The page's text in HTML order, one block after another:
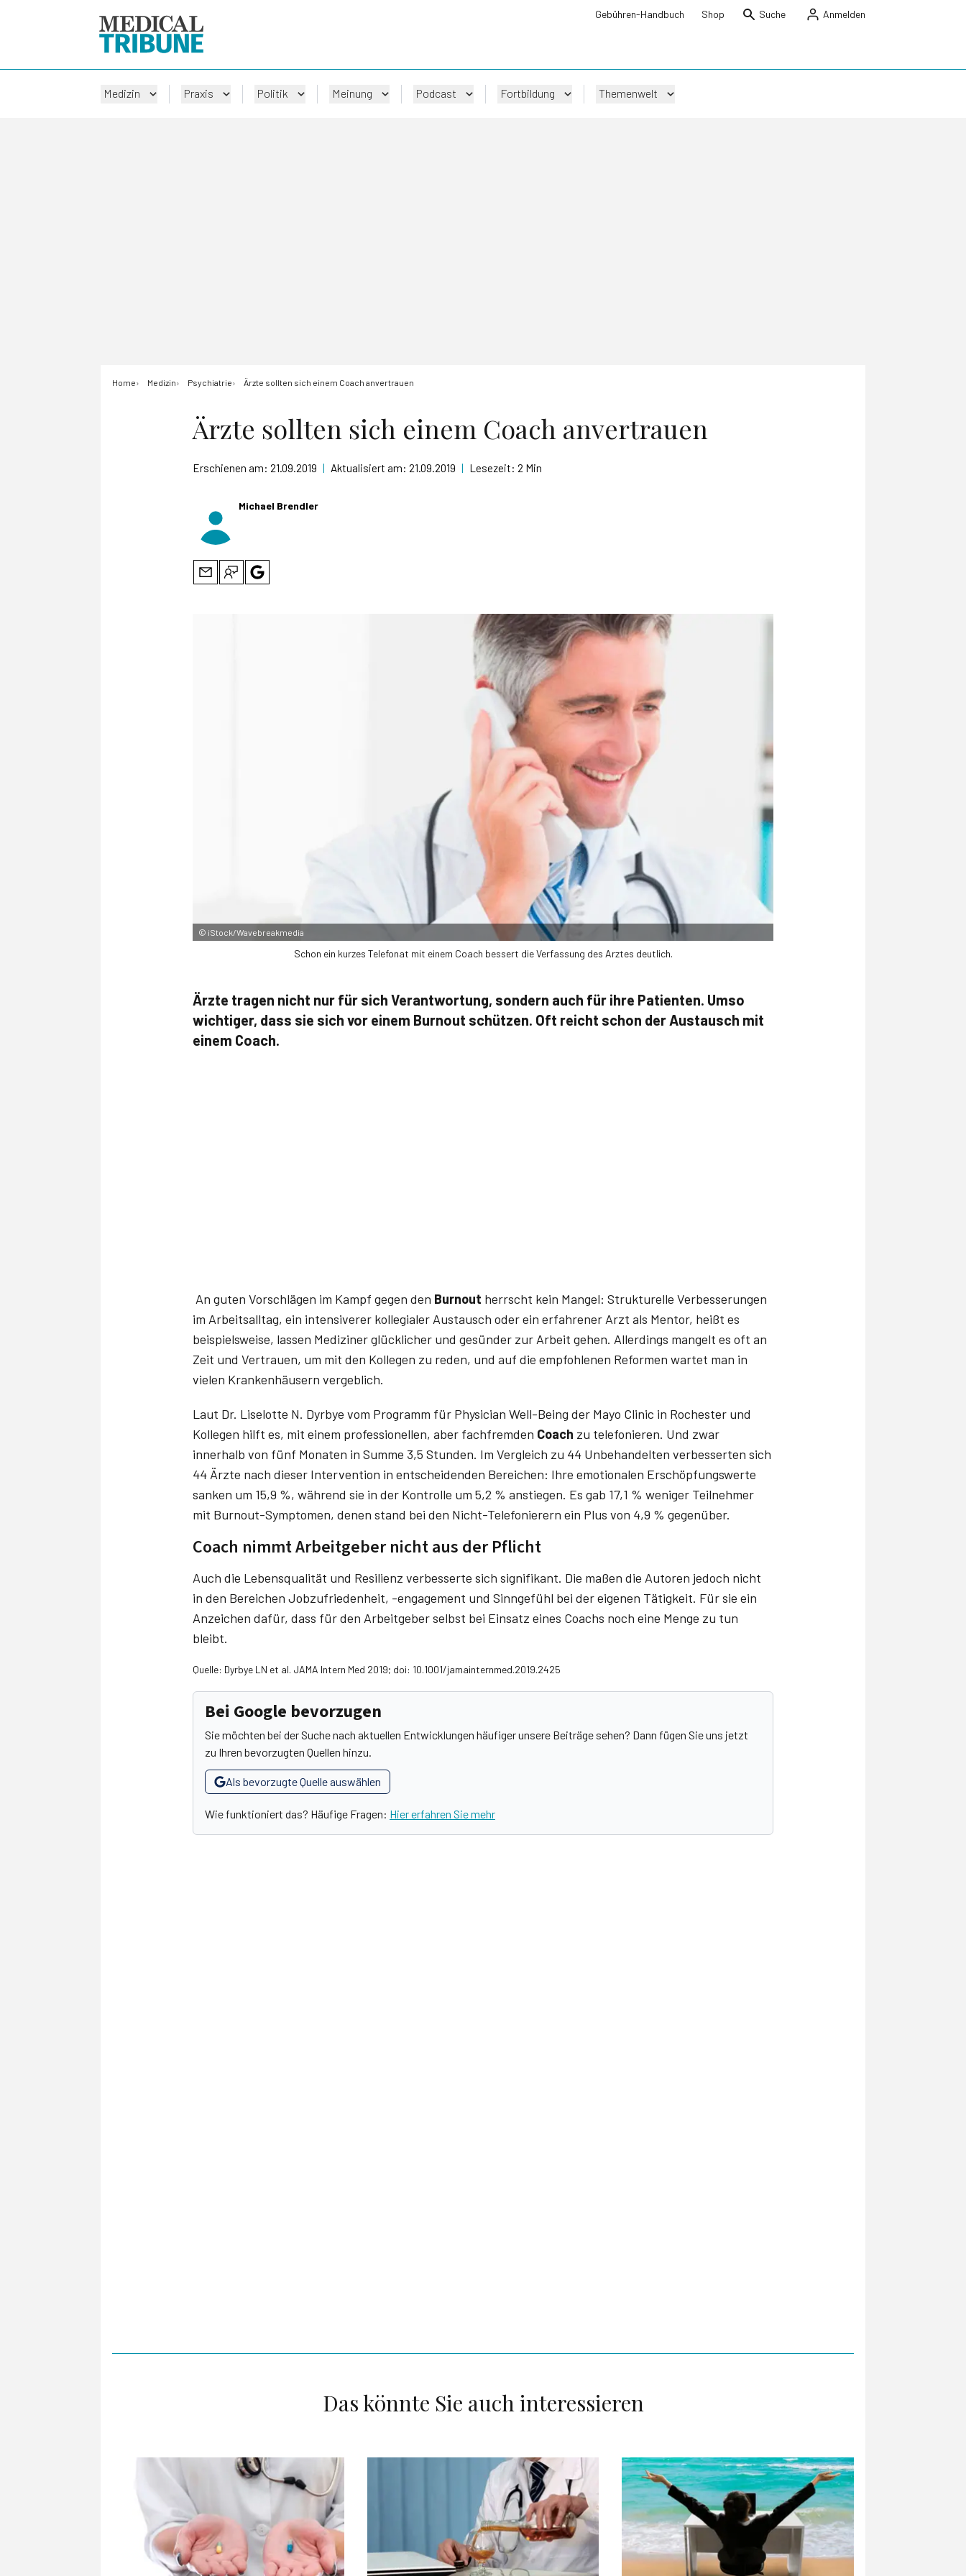
Gebühren-Handbuch Shop Suche Anmelden
Medizin Praxis Politik Meinung Podcast Fortbildung Themenwelt
Home Medizin Psychiatrie Ärzte sollten sich einem Coach anvertrauen
Ärzte sollten sich einem Coach anvertrauen
Erschienen am: 21.09.2019 | Aktualisiert am: 21.09.2019 | Lesezeit: 2 Min
Michael Brendler
© iStock/Wavebreakmedia
Schon ein kurzes Telefonat mit einem Coach bessert die Verfassung des Arztes deutlich.
Ärzte tragen nicht nur für sich Verantwortung, sondern auch für ihre Patienten. Umso
wichtiger, dass sie sich vor einem Burnout schützen. Oft reicht schon der Austausch mit
einem Coach.
An guten Vorschlägen im Kampf gegen den Burnout herrscht kein Mangel: Strukturelle Verbesserungen
im Arbeitsalltag, ein intensiverer kollegialer Austausch oder ein erfahrener Arzt als Mentor, heißt es
beispielsweise, lassen Mediziner glücklicher und gesünder zur Arbeit gehen. Allerdings mangelt es oft an
Zeit und Vertrauen, um mit den Kollegen zu reden, und auf die empfohlenen Reformen wartet man in
vielen Krankenhäusern vergeblich.
Laut Dr. Liselotte­ N. Dyrbye­ vom Programm für Physician Well-Being der Mayo Clinic in Rochester und
Kollegen hilft es, mit einem professionellen, aber fachfremden Coach zu telefonieren. Und zwar
innerhalb von fünf Monaten in Summe 3,5 Stunden. Im Vergleich zu 44 Unbehandelten verbesserten sich
44 Ärzte nach dieser Intervention in entscheidenden Bereichen: Ihre emotionalen Erschöpfungswerte
sanken um 15,9 %, während sie in der Kontrolle um 5,2 % anstiegen. Es gab 17,1 % weniger Teilnehmer
mit Burnout-Symptomen, denen stand bei den Nicht-Telefonierern ein Plus von 4,9 % gegenüber.
Coach nimmt Arbeitgeber nicht aus der Pflicht
Auch die Lebensqualität und Re­silienz verbesserte sich signifikant. Die maßen die Autoren jedoch nicht
in den Bereichen Jobzufriedenheit, -engagement und Sinngefühl bei der eigenen Tätigkeit. Für sie ein
Anzeichen dafür, dass für den Arbeitgeber selbst bei Einsatz eines Coachs noch eine Menge zu tun
bleibt.
Quelle: Dyrbye LN et al. JAMA Intern Med 2019; doi: 10.1001/jamainternmed.2019.2425
Bei Google bevorzugen
Sie möchten bei der Suche nach aktuellen Entwicklungen häufiger unsere Beiträge sehen? Dann fügen Sie uns jetzt
zu Ihren bevorzugten Quellen hinzu.
Als bevorzugte Quelle auswählen
Wie funktioniert das? Häufige Fragen: Hier erfahren Sie mehr
Das könnte Sie auch interessieren